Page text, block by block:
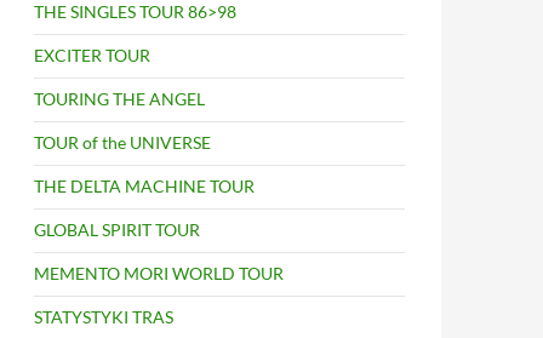
THE SINGLES TOUR 86>98
EXCITER TOUR
TOURING THE ANGEL
TOUR of the UNIVERSE
THE DELTA MACHINE TOUR
GLOBAL SPIRIT TOUR
MEMENTO MORI WORLD TOUR
STATYSTYKI TRAS